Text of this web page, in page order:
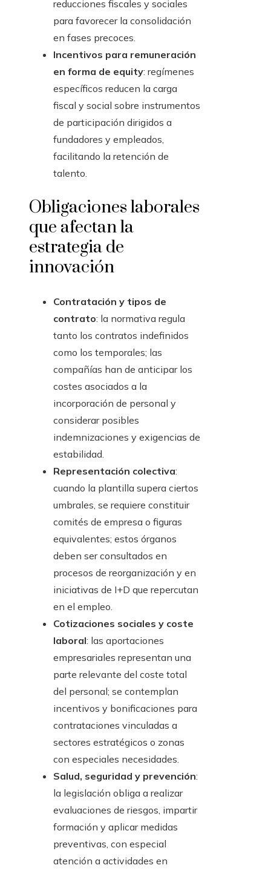
reducciones fiscales y sociales
para favorecer la consolidación
en fases precoces.
Incentivos para remuneración
en forma de equity: regímenes
específicos reducen la carga
fiscal y social sobre instrumentos
de participación dirigidos a
fundadores y empleados,
facilitando la retención de
talento.
Obligaciones laborales
que afectan la
estrategia de
innovación
Contratación y tipos de
contrato: la normativa regula
tanto los contratos indefinidos
como los temporales; las
compañías han de anticipar los
costes asociados a la
incorporación de personal y
considerar posibles
indemnizaciones y exigencias de
estabilidad.
Representación colectiva:
cuando la plantilla supera ciertos
umbrales, se requiere constituir
comités de empresa o figuras
equivalentes; estos órganos
deben ser consultados en
procesos de reorganización y en
iniciativas de I+D que repercutan
en el empleo.
Cotizaciones sociales y coste
laboral: las aportaciones
empresariales representan una
parte relevante del coste total
del personal; se contemplan
incentivos y bonificaciones para
contrataciones vinculadas a
sectores estratégicos o zonas
con especiales necesidades.
Salud, seguridad y prevención:
la legislación obliga a realizar
evaluaciones de riesgos, impartir
formación y aplicar medidas
preventivas, con especial
atención a actividades en